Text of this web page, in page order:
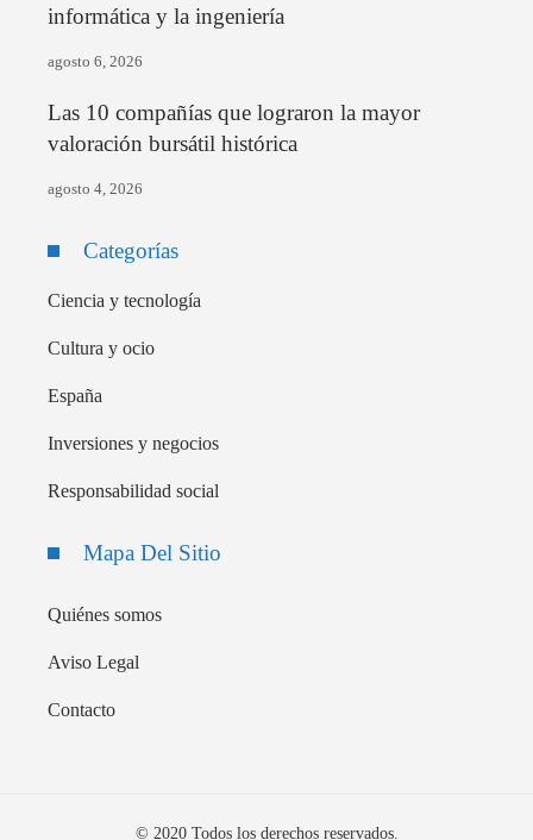
informática y la ingeniería
agosto 6, 2026
Las 10 compañías que lograron la mayor
valoración bursátil histórica
agosto 4, 2026
Categorías
Ciencia y tecnología
Cultura y ocio
España
Inversiones y negocios
Responsabilidad social
Mapa Del Sitio
Quiénes somos
Aviso Legal
Contacto
© 2020 Todos los derechos reservados.